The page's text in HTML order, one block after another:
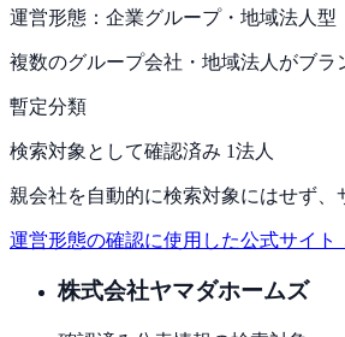
運営形態： 企業グループ・地域法人型
複数のグループ会社・地域法人がブラ
暫定分類
検索対象として確認済み 1法人
親会社を自動的に検索対象にはせず、
運営形態の確認に使用した公式サイト
株式会社ヤマダホームズ